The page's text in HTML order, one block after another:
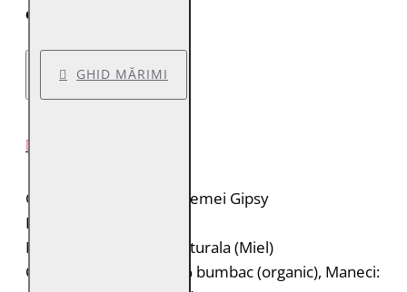
colet.
GHID MĂRIMI
Geaca de piele pentru femei Gipsy
Brand: Gipsy
Material: 100% piele naturala (Miel)
Captuseala: Corp: 100% bumbac (organic), Maneci: